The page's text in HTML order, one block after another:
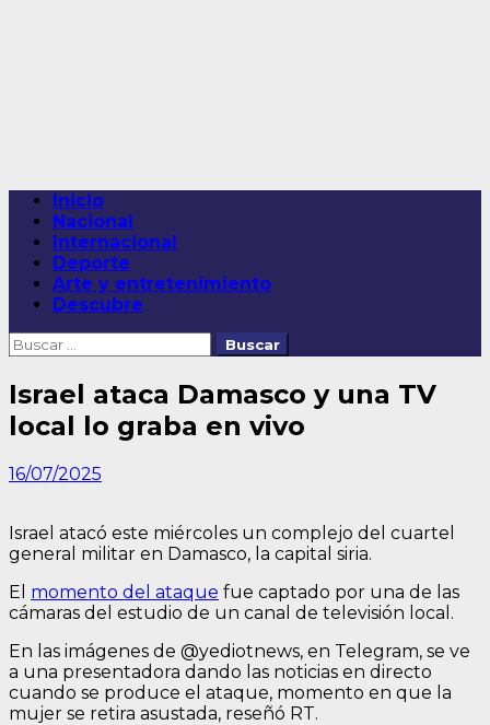
Menú
principal
Inicio
Nacional
Internacional
Deporte
Arte y entretenimiento
Descubre
Buscar:
Israel ataca Damasco y una TV
local lo graba en vivo
16/07/2025
Israel atacó este miércoles un complejo del cuartel
general militar en Damasco, la capital siria.
El momento del ataque fue captado por una de las
cámaras del estudio de un canal de televisión local.
En las imágenes de @yediotnews, en Telegram, se ve
a una presentadora dando las noticias en directo
cuando se produce el ataque, momento en que la
mujer se retira asustada, reseñó RT.